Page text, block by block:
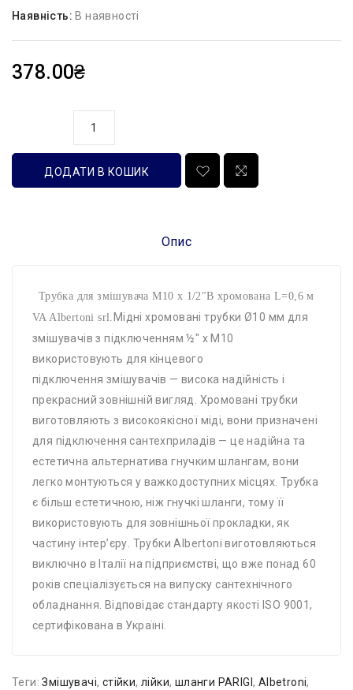
Наявність: В наявності
378.00₴
ДОДАТИ В КОШИК
Опис
Трубка для змішувача М10 х 1/2″В хромована L=0,6 м
VA Albertoni srl. Мідні хромовані трубки Ø10 мм для
змішувачів з підключенням ½″ x M10
використовують для кінцевого
підключення змішувачів — висока надійність і
прекрасний зовнішній вигляд. Хромовані трубки
виготовляють з високоякісної міді, вони призначені
для підключення сантехприладів — це надійна та
естетична альтернатива гнучким шлангам, вони
легко монтуються у важкодоступних місцях. Трубка
є більш естетичною, ніж гнучкі шланги, тому її
використовують для зовнішньої прокладки, як
частину інтер’єру. Трубки Albertoni виготовляються
виключно в Італії на підприємстві, що вже понад 60
років спеціалізується на випуску сантехнічного
обладнання. Відповідає стандарту якості ISO 9001,
сертифікована в Україні.
Теги:Змішувачі, стійки,лійки, шланги PARIGI, Albetroni,